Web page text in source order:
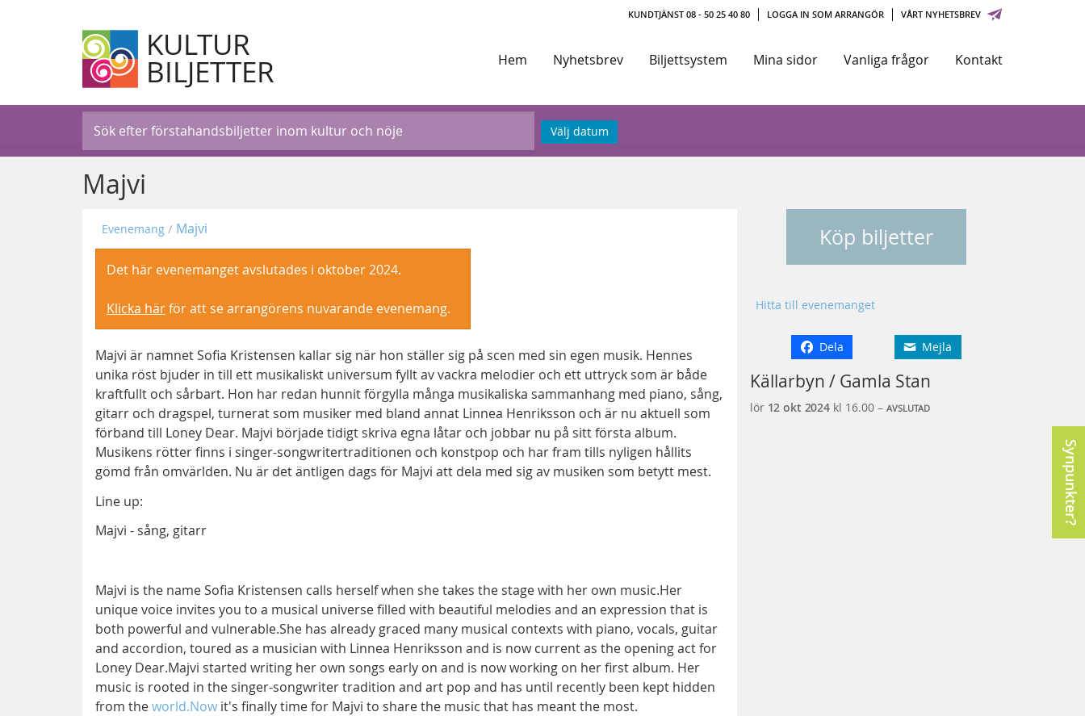
KUNDTJÄNST 08 - 50 25 40 80 LOGGA IN SOM ARRANGÖR VÅRT NYHETSBREV
KULTUR
BILJETTER Hem Nyhetsbrev Biljettsystem Mina sidor Vanliga frågor Kontakt
Välj datum
Majvi
Köp biljetter
Hitta till evenemanget
Dela Mejla
Källarbyn / Gamla Stan
lör 12 okt 2024kl 16.00 – AVSLUTAD
Evenemang Majvi
Det här evenemanget avslutades i oktober 2024.
Klicka härför att se arrangörens nuvarande evenemang.
Majvi är namnet Sofia Kristensen kallar sig när hon ställer sig på scen med sin egen musik. Hennes
unika röst bjuder in till ett musikaliskt universum fyllt av vackra melodier och ett uttryck som är både
kraftfullt och sårbart. Hon har redan hunnit förgylla många musikaliska sammanhang med piano, sång,
gitarr och dragspel, turnerat som musiker med bland annat Linnea Henriksson och är nu aktuell som
förband till Loney Dear. Majvi började tidigt skriva egna låtar och jobbar nu på sitt första album.
Musikens rötter finns i singer-songwritertraditionen och konstpop och har fram tills nyligen hållits
gömd från omvärlden. Nu är det äntligen dags för Majvi att dela med sig av musiken som betytt mest.
Line up:
Majvi - sång, gitarr
Majvi is the name Sofia Kristensen calls herself when she takes the stage with her own music.Her
unique voice invites you to a musical universe filled with beautiful melodies and an expression that is
both powerful and vulnerable.She has already graced many musical contexts with piano, vocals, guitar
and accordion, toured as a musician with Linnea Henriksson and is now current as the opening act for
Loney Dear.Majvi started writing her own songs early on and is now working on her first album. Her
music is rooted in the singer-songwriter tradition and art pop and has until recently been kept hidden
from theworld.Now it's finally time for Majvi to share the music that has meant the most.
Synpunkter?